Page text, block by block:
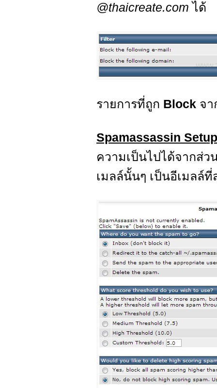
@thaicreate.com ได้
รายการที่ถูก Block จา
Spamassassin Setup
ความเป็นไปได้จากส่ว
เมลล์นั้นๆ เป็นอีเมลล์